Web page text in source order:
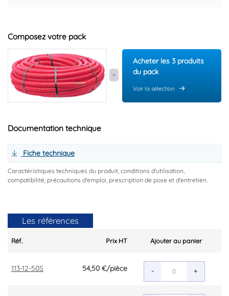
Composez votre pack
Acheter les 3 produits
du pack
Voir la sélection
Documentation technique
Fiche technique
Caractéristiques techniques du produit, conditions d'utilisation,
compatibilité, précautions d'emploi, prescription de pose et d'entretien.
Les références
Réf. Prix HT Ajouter au panier
113-12-50S 54,50 €/pièce - +